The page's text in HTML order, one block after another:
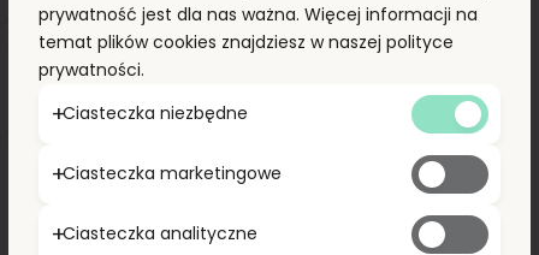
Zobacz nasze
prywatność jest dla nas ważna. Więcej informacji na
temat plików cookies znajdziesz w naszej polityce
prywatności.
Ciasteczka niezbędne
Ciasteczka marketingowe
Ciasteczka analityczne